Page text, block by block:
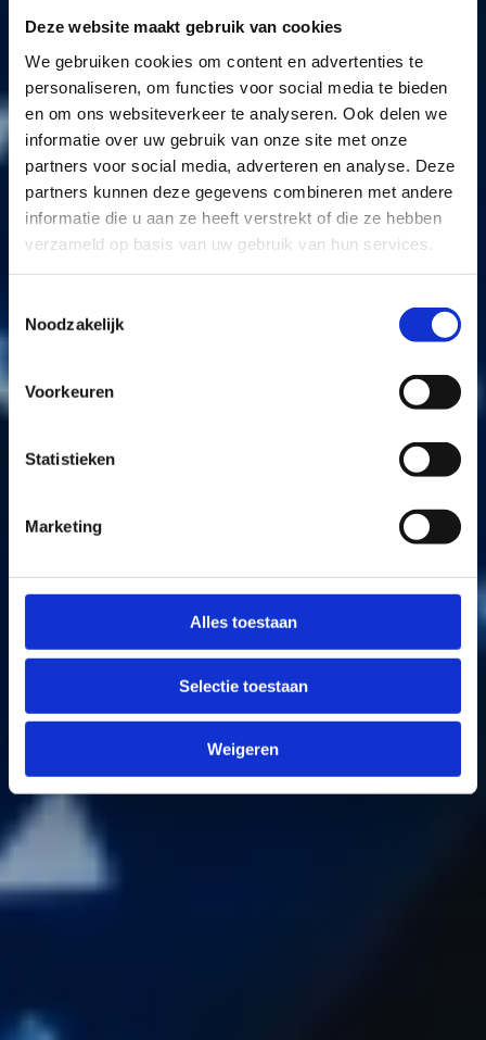
Deze website maakt gebruik van cookies
We gebruiken cookies om content en advertenties te
personaliseren, om functies voor social media te bieden
en om ons websiteverkeer te analyseren. Ook delen we
informatie over uw gebruik van onze site met onze
partners voor social media, adverteren en analyse. Deze
partners kunnen deze gegevens combineren met andere
informatie die u aan ze heeft verstrekt of die ze hebben
verzameld op basis van uw gebruik van hun services.
Noodzakelijk
Voorkeuren
Statistieken
Marketing
Alles toestaan
Selectie toestaan
Weigeren